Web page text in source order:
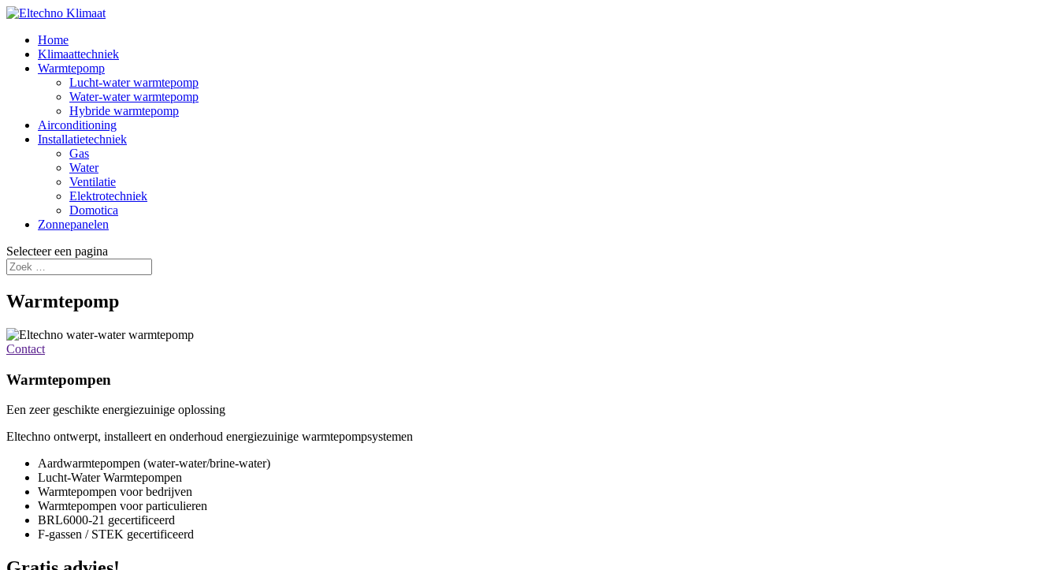
Home
Klimaattechniek
Warmtepomp
Lucht-water warmtepomp
Water-water warmtepomp
Hybride warmtepomp
Airconditioning
Installatietechniek
Gas
Water
Ventilatie
Elektrotechniek
Domotica
Zonnepanelen
Selecteer een pagina
Warmtepomp
Contact
Warmtepompen
Een zeer geschikte energiezuinige oplossing
Eltechno ontwerpt, installeert en onderhoud energiezuinige warmtepompsystemen
Aardwarmtepompen (water-water/brine-water)
Lucht-Water Warmtepompen
Warmtepompen voor bedrijven
Warmtepompen voor particulieren
BRL6000-21 gecertificeerd
F-gassen / STEK gecertificeerd